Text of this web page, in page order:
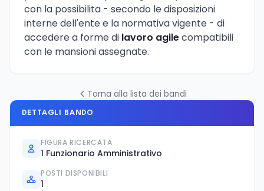
con la possibilita - secondo le disposizioni
interne dell'ente e la normativa vigente - di
accedere a forme di lavoro agilecompatibili
con le mansioni assegnate.
Torna alla lista dei bandi
DETTAGLI BANDO
FIGURA RICERCATA
1 Funzionario Amministrativo
POSTI DISPONIBILI
1